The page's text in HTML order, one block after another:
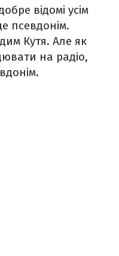
відомі усім
псевдонім.
Кутя. Але як
на радіо,